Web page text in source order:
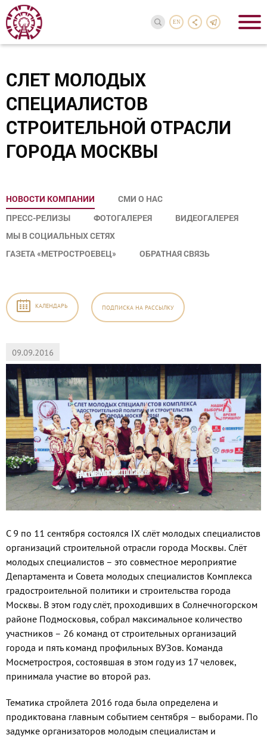
EN
СЛЕТ МОЛОДЫХ
СПЕЦИАЛИСТОВ
СТРОИТЕЛЬНОЙ ОТРАСЛИ
ГОРОДА МОСКВЫ
НОВОСТИ КОМПАНИИ
СМИ О НАС
ПРЕСС-РЕЛИЗЫ
ФОТОГАЛЕРЕЯ
ВИДЕОГАЛЕРЕЯ
МЫ В СОЦИАЛЬНЫХ СЕТЯХ
ГАЗЕТА «МЕТРОСТРОЕВЕЦ»
ОБРАТНАЯ СВЯЗЬ
КАЛЕНДАРЬ ПОДПИСКА НА РАССЫЛКУ
09.09.2016
С 9 по 11 сентября состоялся IX слёт молодых специалистов
организаций строительной отрасли города Москвы. Слёт
молодых специалистов – это совместное мероприятие
Департамента и Совета молодых специалистов Комплекса
градостроительной политики и строительства города
Москвы. В этом году слёт, проходивших в Солнечногорском
районе Подмосковья, собрал максимальное количество
участников – 26 команд от строительных организаций
города и пять команд профильных ВУЗов. Команда
Мосметростроя, состоявшая в этом году из 17 человек,
принимала участие во второй раз.
Тематика стройлета 2016 года была определена и
продиктована главным событием сентября – выборами. По
задумке организаторов молодым специалистам и